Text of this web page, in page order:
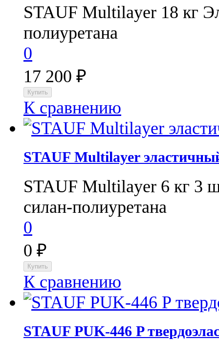
STAUF Multilayer 18 кг
полиуретана
0
17 200 ₽
К сравнению
STAUF Multilayer
STAUF Multilayer 6 кг 3
силан-полиуретана
0
0 ₽
К сравнению
STAUF PUK-446 P